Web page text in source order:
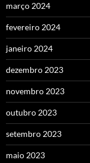
março 2024
fevereiro 2024
janeiro 2024
dezembro 2023
novembro 2023
outubro 2023
setembro 2023
maio 2023